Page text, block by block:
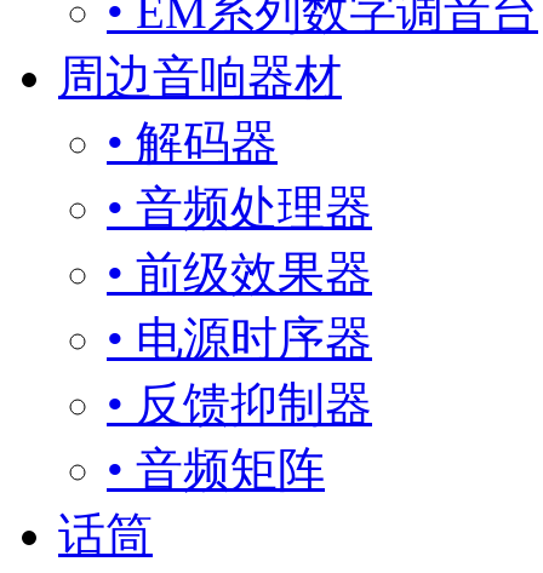
• EM系列数字调音台
周边音响器材
• 解码器
• 音频处理器
• 前级效果器
• 电源时序器
• 反馈抑制器
• 音频矩阵
话筒